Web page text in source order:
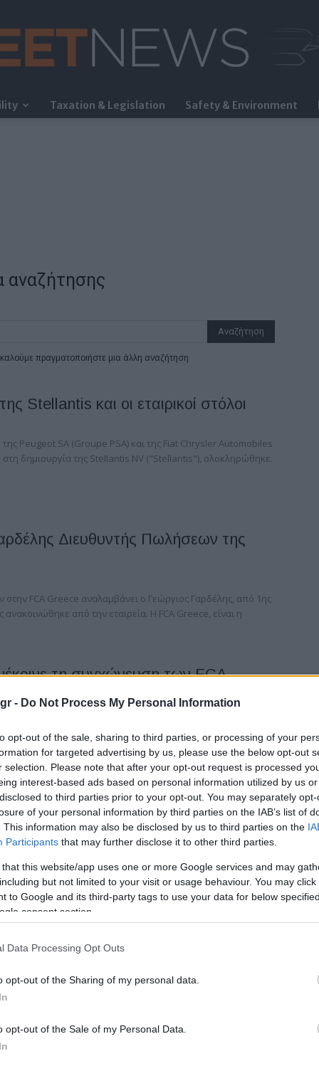
- Do Not Process My Personal Information
opt-out of the sale, sharing to third parties, or processing of your
for targeted advertising by us, please use the below opt-out
selection. Please note that after your opt-out request is processed
interest-based ads based on personal information utilized by us
to third parties prior to your opt-out. You may separately
of your personal information by third parties on the IAB’s list of
This information may also be disclosed by us to third parties on the
Participants that may further disclose it to other third parties.
that this website/app uses one or more Google services and may
but not limited to your visit or usage behaviour. You may
to Google and its third-party tags to use your data for below
consent section.
Data Processing Opt Outs
opt-out of the Sharing of my personal data.
opt-out of the Sale of my Personal Data.
FleetNews
Taxation & Legislation Safety & Environment
αναζήτησης
πραγματοποιήστε μια άλλη αναζήτηση
Stellantis και οι εταιρικοί στόλοι
Peugeot SA (Groupe PSA) και της Fiat Chrysler Automobiles
στη δημιουργία της Stellantis NV ("Stellantis"), ολοκληρώθηκε.
Διευθυντής Πωλήσεων της
FCA Greece αναλαμβάνει ο Γεώργιος Γαρδέλης, από 1ης
από την εταιρεία. Η FCA Greece, είναι η
τη συγχώνευση των FCA –
ενέκρινε, υπό όρους, σύμφωνα με τον κανονισμό
την προτεινόμενη συγχώνευση μεταξύ των
FCA - PSA (Fiat Chrysler...
Automobiles εγκαινιάζει το e-Village
εγκαινιάζει το e-Village, ένα "πράσινο χωριό" έκτασης
όλα τα εξηλεκτρισμένα μοντέλα του Ομίλου και όλες τις
της Giulia GTA μιλούν για την
που η Alfa Romeo γιόρτασε τα 110α γενέθλια της, η μάρκα